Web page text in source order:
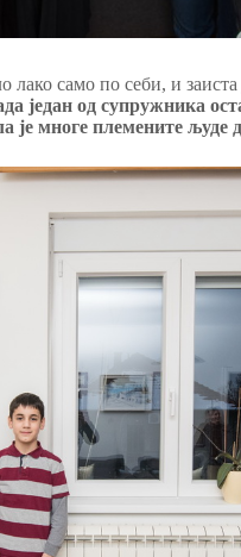
само по себи, и
један од супружника
је многе племените